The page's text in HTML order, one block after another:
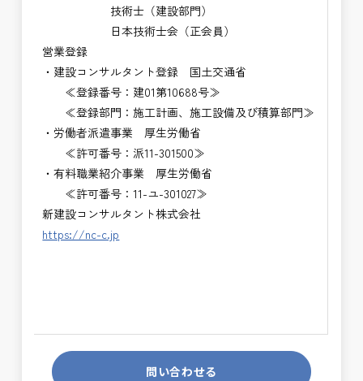
技術士（建設部門）
日本技術士会（正会員）
営業登録
・建設コンサルタント登録 国土交通省
≪登録番号：建01第10688号≫
≪登録部門：施工計画、施工設備及び積算部門≫
・労働者派遣事業 厚生労働省
≪許可番号：派11-301500≫
・有料職業紹介事業 厚生労働省
≪許可番号：11-ユ-301027≫
新建設コンサルタント株式会社
https://nc-c.jp
問い合わせる